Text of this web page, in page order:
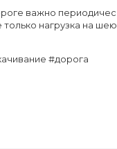
важно
нагрузка на
#дорога